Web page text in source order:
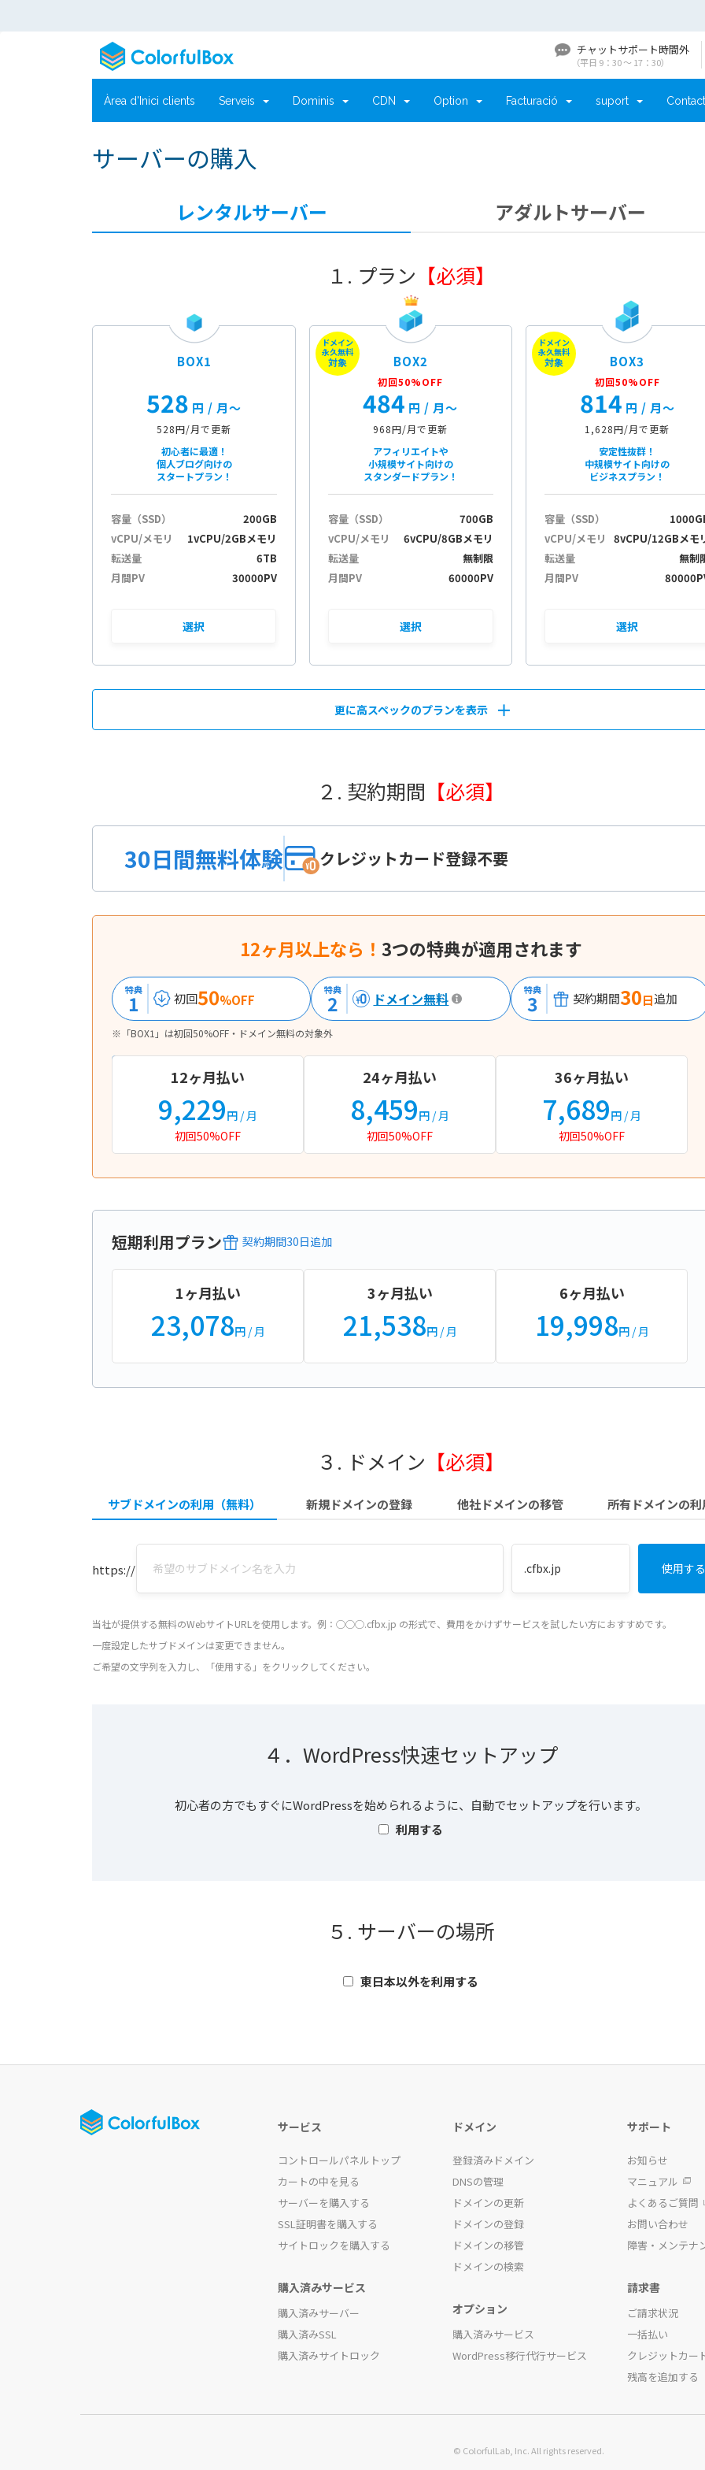
チャットサポート時間外
（平日 9：30 〜 17：30）
Àrea d'Inici clients Serveis Dominis CDN Option Facturació suport
サーバーの購入
レンタルサーバー アダルトサーバー
１. プラン 【必須】
BOX1
528 円 / 月〜
528円/月で更新
初心者に最適！
個人ブログ向けの
スタートプラン！
容量（SSD）
200GB
vCPU/メモリ
1vCPU/2GBメモリ
転送量
6TB
月間PV
30000PV
選択
ドメイン
永久無料
対象 BOX2
初回50%OFF
484 円 / 月〜
968円/月で更新
アフィリエイトや
小規模サイト向けの
スタンダードプラン！
容量（SSD）
700GB
vCPU/メモリ
6vCPU/8GBメモリ
転送量
無制限
月間PV
60000PV
選択
ドメイン
永久無料
対象 BOX3
初回50%OFF
814 円 / 月〜
1,628円/月で更新
安定性抜群！
中規模サイト向けの
ビジネスプラン！
容量（SSD）
vCPU/メモリ
8vCPU/12GBメモ
転送量
無制
月間PV
選択
更に高スペックのプランを表示
２. 契約期間 【必須】
30日間無料体験 クレジットカード登録不要
12ヶ月以上なら！ 3つの特典が適用されます
特典
1 初回50%OFF
特典
2 ドメイン無料 特典
3 契約期間30日追加
※「BOX1」は初回50%OFF・ドメイン無料の対象外
12ヶ月払い
9,229円 / 月
初回50%OFF
24ヶ月払い
8,459円 / 月
初回50%OFF
36ヶ月払い
7,689円 / 月
初回50%OFF
短期利用プラン 契約期間30日追加
1ヶ月払い
23,078円/ 月
3ヶ月払い
21,538円/ 月
6ヶ月払い
19,998円/ 月
３. ドメイン 【必須】
サブドメインの利用（無料） 新規ドメインの登録 他社ドメインの移管 所有ドメインの利
https://
当社が提供する無料のWebサイトURLを使用します。例：◯◯◯.cfbx.jp の形式で、費用をかけずサービスを試したい方におすすめです。
一度設定したサブドメインは変更できません。
ご希望の文字列を入力し、「使用する」をクリックしてください。
４．WordPress快速セットアップ
初心者の方でもすぐにWordPressを始められるように、自動でセットアップを行います。
利用する
５. サーバーの場所
東日本以外を利用する
サービス
コントロールパネルトップ
カートの中を見る
サーバーを購入する
SSL証明書を購入する
サイトロックを購入する
購入済みサービス
購入済みサーバー
購入済みSSL
購入済みサイトロック
ドメイン
登録済みドメイン
DNSの管理
ドメインの更新
ドメインの登録
ドメインの移管
ドメインの検索
オプション
購入済みサービス
WordPress移行代行サービス
サポート
お知らせ
マニュアル
よくあるご質問
お問い合わせ
障害・メンテナ
請求書
ご請求状況
一括払い
クレジットカー
残高を追加する
© ColorfulLab, Inc. All rights reserved.